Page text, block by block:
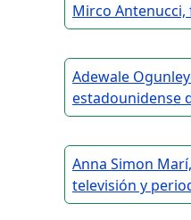
Mirco
Adewale
estadounidense
Anna Simon
televisión y